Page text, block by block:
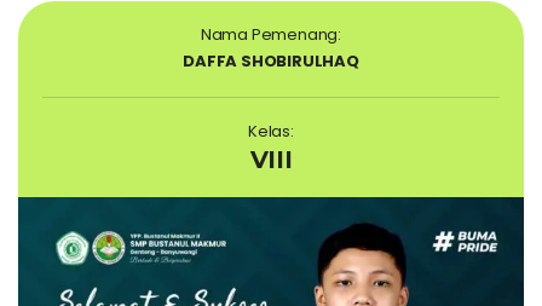
Nama Pemenang:
DAFFA SHOBIRULHAQ
Kelas:
VIII